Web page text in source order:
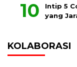
Intip 5
yang
KOLABORASI